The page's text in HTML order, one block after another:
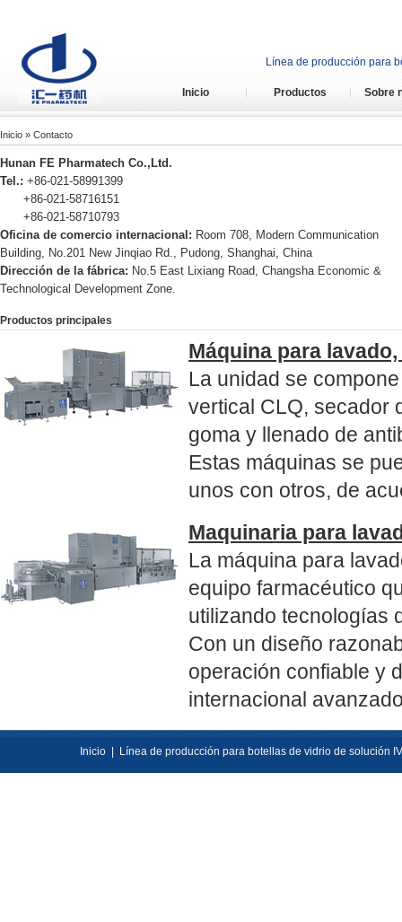
Línea de producción para
Inicio Productos Sobre
Inicio » Contacto
Hunan FE Pharmatech Co.,Ltd.
Tel.: +86-021-58991399
+86-021-58716151
+86-021-58710793
Oficina de comercio internacional: Room 708, Modern Communication
Building, No.201 New Jinqiao Rd., Pudong, Shanghai, China
Dirección de la fábrica: No.5 East Lixiang Road, Changsha Economic &
Technological Development Zone.
Productos principales
Máquina para
La unidad se
vertical CLQ, secador
goma y llenado de
Estas máquinas se
unos con otros, de
Maquinaria para
La máquina para
equipo farmacéutico
utilizando tecnologías
Con un diseño
operación confiable y
internacional
Inicio Línea de producción para botellas de vidrio de solución IV